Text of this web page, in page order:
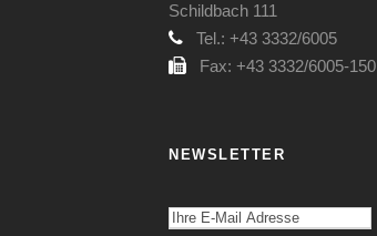
Schildbach 111
Tel.: +43 3332/6005
Fax: +43 3332/6005-150
NEWSLETTER